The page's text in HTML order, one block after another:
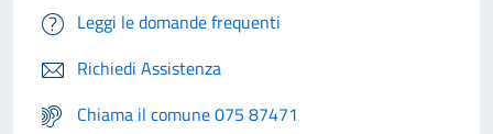
Leggi le domande frequenti
Richiedi Assistenza
Chiama il comune 075 87471